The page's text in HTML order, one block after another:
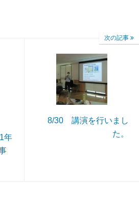
年
次の記事
8/30 講演を行いまし
た。